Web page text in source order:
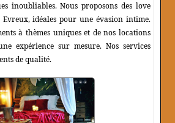
inoubliables. Nous proposons des love
idéales pour une évasion intime.
à thèmes uniques et de nos locations
expérience sur mesure. Nos services
de qualité.